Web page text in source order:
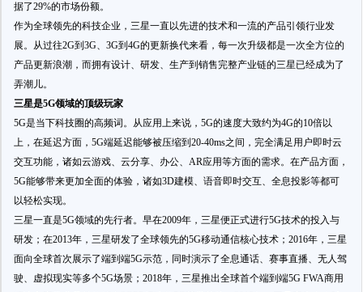
据了29%的市场份额。
作为全球领先的科技企业，三星一直以先进的技术和一流的产品引领行业发
展。从过往2G到3G、3G到4G的更新换代来看，每一次升级都是一次全方位的
产品更新浪潮，而拥有设计、研发、生产到销售完整产业链的三星已经成为了
弄潮儿。
三星是5G领域的顶级玩家
5G是当下科技圈的高频词。从应用上来说，5G的速度大致约为4G的10倍以
上，在延迟方面，5G端延迟能够被压缩到20-40ms之间，完全满足用户即时云
交互功能，诸如云游戏、云分享、办公、AR应用等方面的需求。在产品方面，
5G能够带来更加全面的体验，诸如3D建模、语音即时交互、全息投影等都可
以轻松实现。
三星一直是5G领域的先行者。早在2009年，三星便正式进行5G技术的投入与
研发；在2013年，三星研发了全球领先的5G移动通信核心技术；2016年，三星
面向全球首次展示了端到端5G示范，同时演示了全息通话、赛事直播、无人驾
驶、虚拟现实等多个5G场景；2018年，三星推出全球首个端到端5G FWA商用